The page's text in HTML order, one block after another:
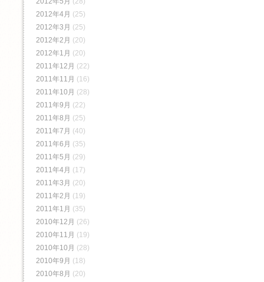
2012年4月 (25)
2012年3月 (25)
2012年2月 (20)
2012年1月 (20)
2011年12月 (22)
2011年11月 (16)
2011年10月 (28)
2011年9月 (22)
2011年8月 (25)
2011年7月 (40)
2011年6月 (35)
2011年5月 (29)
2011年4月 (17)
2011年3月 (20)
2011年2月 (19)
2011年1月 (35)
2010年12月 (26)
2010年11月 (19)
2010年10月 (28)
2010年9月 (18)
2010年8月 (20)